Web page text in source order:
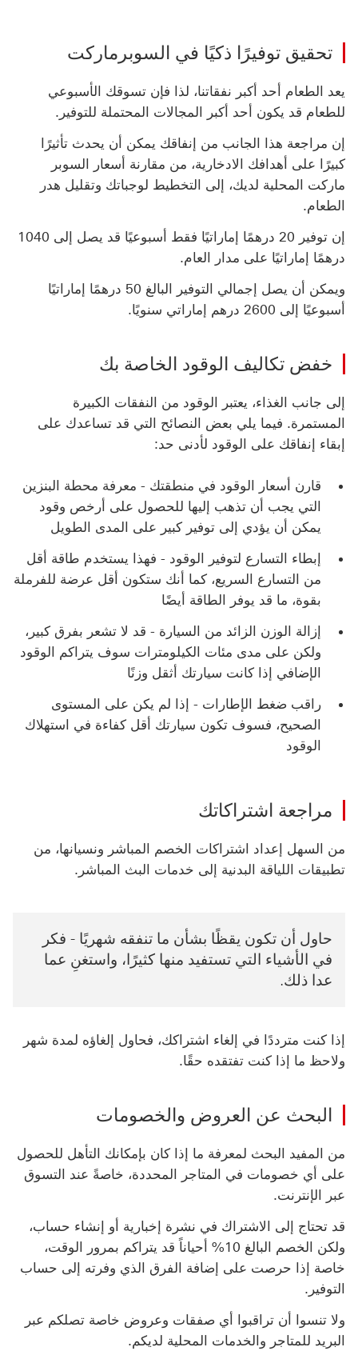
تحقيق توفيرًا ذكيًا في السوبرماركت
يعد الطعام أحد أكبر نفقاتنا، لذا فإن تسوقك الأسبوعي
للطعام قد يكون أحد أكبر المجالات المحتملة للتوفير.
إن مراجعة هذا الجانب من إنفاقك يمكن أن يحدث تأثيرًا
كبيرًا على أهدافك الادخارية، من مقارنة أسعار السوبر
ماركت المحلية لديك، إلى التخطيط لوجباتك وتقليل هدر
الطعام.
إن توفير 20 درهمًا إماراتيًا فقط أسبوعيًا قد يصل إلى 1040
درهمًا إماراتيًا على مدار العام.
ويمكن أن يصل إجمالي التوفير البالغ 50 درهمًا إماراتيًا
أسبوعيًا إلى 2600 درهم إماراتي سنويًا.
خفض تكاليف الوقود الخاصة بك
إلى جانب الغذاء، يعتبر الوقود من النفقات الكبيرة
المستمرة. فيما يلي بعض النصائح التي قد تساعدك على
إبقاء إنفاقك على الوقود لأدنى حد:
قارن أسعار الوقود في منطقتك - معرفة محطة البنزين
التي يجب أن تذهب إليها للحصول على أرخص وقود
يمكن أن يؤدي إلى توفير كبير على المدى الطويل
إبطاء التسارع لتوفير الوقود - فهذا يستخدم طاقة أقل
من التسارع السريع، كما أنك ستكون أقل عرضة للفرملة
بقوة، ما قد يوفر الطاقة أيضًا
إزالة الوزن الزائد من السيارة - قد لا تشعر بفرق كبير،
ولكن على مدى مئات الكيلومترات سوف يتراكم الوقود
الإضافي إذا كانت سيارتك أثقل وزنًا
راقب ضغط الإطارات - إذا لم يكن على المستوى
الصحيح، فسوف تكون سيارتك أقل كفاءة في استهلاك
الوقود
مراجعة اشتراكاتك
من السهل إعداد اشتراكات الخصم المباشر ونسيانها، من
تطبيقات اللياقة البدنية إلى خدمات البث المباشر.
حاول أن تكون يقظًا بشأن ما تنفقه شهريًا - فكر
في الأشياء التي تستفيد منها كثيرًا، واستغنِ عما
عدا ذلك.
إذا كنت مترددًا في إلغاء اشتراكك، فحاول إلغاؤه لمدة شهر
ولاحظ ما إذا كنت تفتقده حقًا.
البحث عن العروض والخصومات
من المفيد البحث لمعرفة ما إذا كان بإمكانك التأهل للحصول
على أي خصومات في المتاجر المحددة، خاصةً عند التسوق
عبر الإنترنت.
قد تحتاج إلى الاشتراك في نشرة إخبارية أو إنشاء حساب،
ولكن الخصم البالغ 10% أحياناً قد يتراكم بمرور الوقت،
خاصة إذا حرصت على إضافة الفرق الذي وفرته إلى حساب
التوفير.
ولا تنسوا أن تراقبوا أي صفقات وعروض خاصة تصلكم عبر
البريد للمتاجر والخدمات المحلية لديكم.